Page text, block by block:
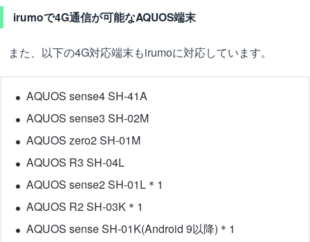
irumoで4G通信が可能なAQUOS端末
また、以下の4G対応端末もirumoに対応しています。
AQUOS sense4 SH-41A
AQUOS sense3 SH-02M
AQUOS zero2 SH-01M
AQUOS R3 SH-04L
AQUOS sense2 SH-01L＊1
AQUOS R2 SH-03K＊1
AQUOS sense SH-01K(Android 9以降)＊1